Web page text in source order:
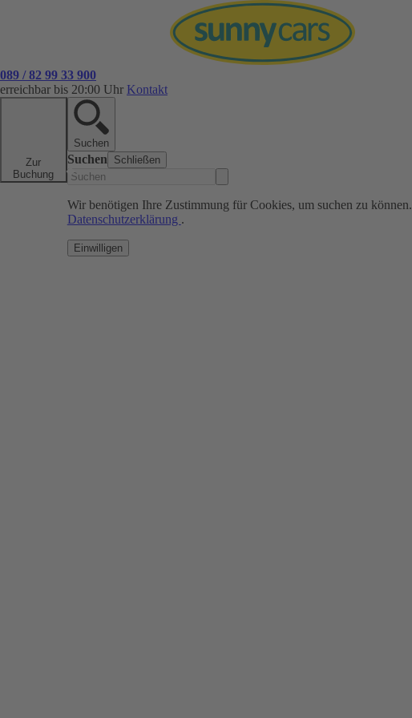
089 / 82 99 33 900
erreichbar bis 20:00 Uhr Kontakt
Zur
Buchung
Suchen
Suchen Schließen
Wir benötigen Ihre Zustimmung für Cookies, um suchen zu
Datenschutzerklärung .
Einwilligen